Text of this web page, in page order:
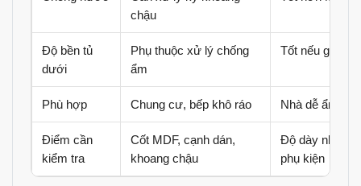
chậu
Độ bền tủ
dưới
Phụ thuộc xử lý chống
ẩm
Tốt nếu gia
Phù hợp Chung cư, bếp khô ráo Nhà dễ ẩm
Điểm cần
kiểm tra
Cốt MDF, cạnh dán,
khoang chậu
Độ dày nhựa,
phụ kiện